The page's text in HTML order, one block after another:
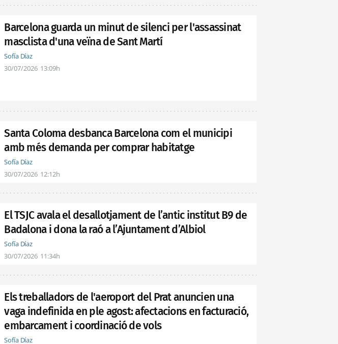
Barcelona guarda un minut de silenci per l'assassinat
masclista d'una veïna de Sant Martí
Sofía Díaz
30/07/2026 13:09h
Santa Coloma desbanca Barcelona com el municipi
amb més demanda per comprar habitatge
Sofía Díaz
30/07/2026 12:12h
El TSJC avala el desallotjament de l’antic institut B9 de
Badalona i dona la raó a l’Ajuntament d’Albiol
Sofía Díaz
30/07/2026 11:34h
Els treballadors de l'aeroport del Prat anuncien una
vaga indefinida en ple agost: afectacions en facturació,
embarcament i coordinació de vols
Sofía Díaz